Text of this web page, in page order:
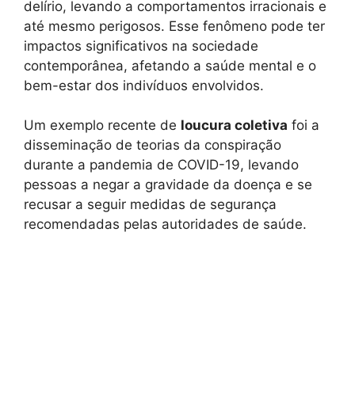
delírio, levando a comportamentos irracionais e
até mesmo perigosos. Esse fenômeno pode ter
impactos significativos na sociedade
contemporânea, afetando a saúde mental e o
bem-estar dos indivíduos envolvidos.
Um exemplo recente de loucura coletiva foi a
disseminação de teorias da conspiração
durante a pandemia de COVID-19, levando
pessoas a negar a gravidade da doença e se
recusar a seguir medidas de segurança
recomendadas pelas autoridades de saúde.